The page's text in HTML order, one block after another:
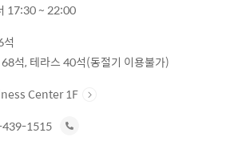
17:30 ~ 22:00
석, 테라스 40석(동절기 이용불가)
Center 1F
1515
전